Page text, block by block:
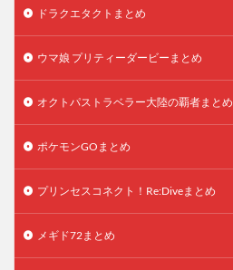
ドラクエタクトまとめ
ウマ娘 プリティーダービーまとめ
オクトパストラベラー大陸の覇者まとめ
ポケモンGOまとめ
プリンセスコネクト！Re:Diveまとめ
メギド72まとめ